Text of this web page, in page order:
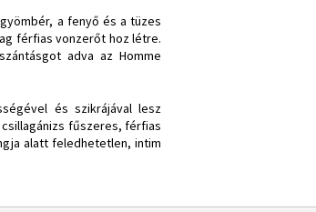
a fenyő és a tüzes
férfias vonzerőt hoz létre.
adva az Homme
és szikrájával lesz
fűszeres, férfias
alatt feledhetetlen, intim